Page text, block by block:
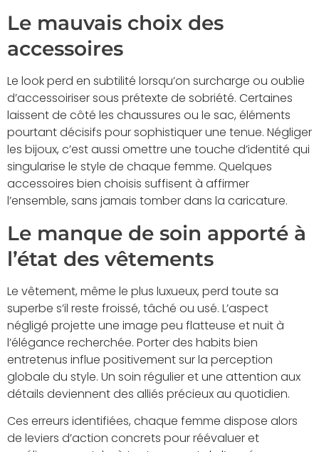
Le mauvais choix des
accessoires
Le look perd en subtilité lorsqu’on surcharge ou oublie
d’accessoiriser sous prétexte de sobriété. Certaines
laissent de côté les chaussures ou le sac, éléments
pourtant décisifs pour sophistiquer une tenue. Négliger
les bijoux, c’est aussi omettre une touche d’identité qui
singularise le style de chaque femme. Quelques
accessoires bien choisis suffisent à affirmer
l’ensemble, sans jamais tomber dans la caricature.
Le manque de soin apporté à
l’état des vêtements
Le vêtement, même le plus luxueux, perd toute sa
superbe s’il reste froissé, tâché ou usé. L’aspect
négligé projette une image peu flatteuse et nuit à
l’élégance recherchée. Porter des habits bien
entretenus influe positivement sur la perception
globale du style. Un soin régulier et une attention aux
détails deviennent des alliés précieux au quotidien.
Ces erreurs identifiées, chaque femme dispose alors
de leviers d’action concrets pour réévaluer et